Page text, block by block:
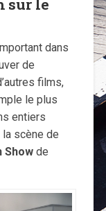
sur le
dans
de
films,
le plus
entiers
scène de
Showde